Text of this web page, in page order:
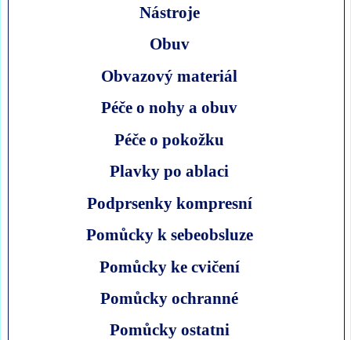
Nástroje
Obuv
Obvazový materiál
Péče o nohy a obuv
Péče o pokožku
Plavky po ablaci
Podprsenky kompresní
Pomůcky k sebeobsluze
Pomůcky ke cvičení
Pomůcky ochranné
Pomůcky ostatni